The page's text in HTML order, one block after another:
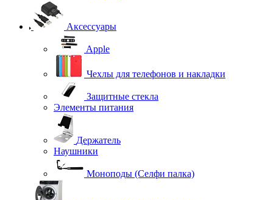
Аксессуары
Apple
Чехлы для телефонов и накладки
Защитные стекла
Элементы питания
Держатель
Наушники
Моноподы (Селфи палка)